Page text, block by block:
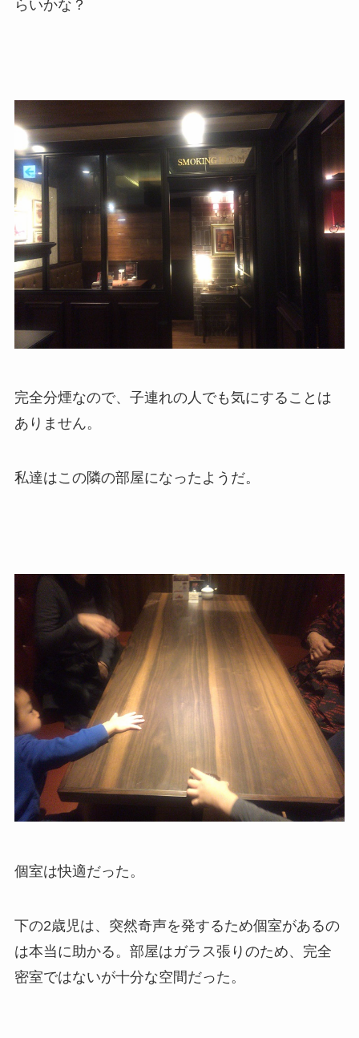
らいかな？
完全分煙なので、子連れの人でも気にすることは
ありません。
私達はこの隣の部屋になったようだ。
個室は快適だった。
下の2歳児は、突然奇声を発するため個室があるの
は本当に助かる。部屋はガラス張りのため、完全
密室ではないが十分な空間だった。